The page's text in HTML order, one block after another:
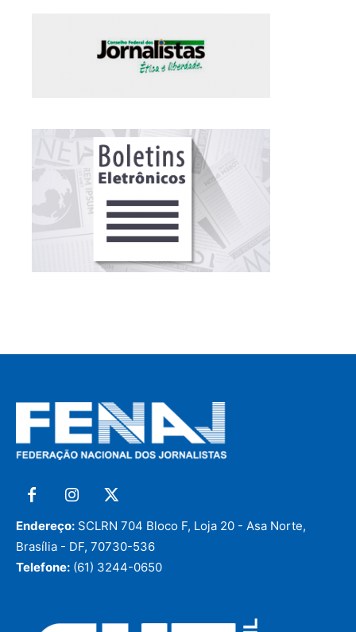
Endereço: SCLRN 704 Bloco F, Loja 20 - Asa Norte,
Brasília - DF, 70730-536
Telefone: (61) 3244-0650